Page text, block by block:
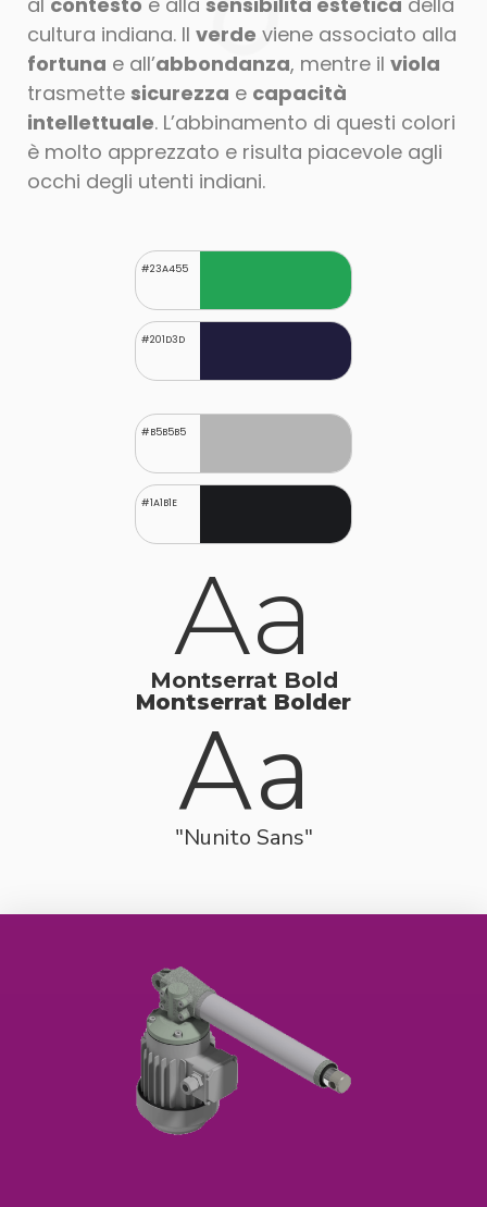
Zen
Software Gestionali
Sviluppo Software
Assistenza Pc
Blog
cultura indiana. Il verde viene associato alla
fortuna e all’abbondanza, mentre il viola
trasmette sicurezza e capacità
intellettuale. L’abbinamento di questi colori
è molto apprezzato e risulta piacevole agli
occhi degli utenti indiani.
#23A455
#201D3D
#B5B5B5
#1A1B1E
Aa
Montserrat Bold
Montserrat Bolder
Aa
"Nunito Sans"
Hai in
mente un
progetto?
Parliamone
Contattaci